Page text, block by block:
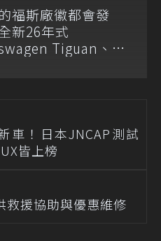
福斯廠徽都會發
新26年式
Tiguan、
車！日本JNCAP測試
皆上榜
救援協助與優惠維修